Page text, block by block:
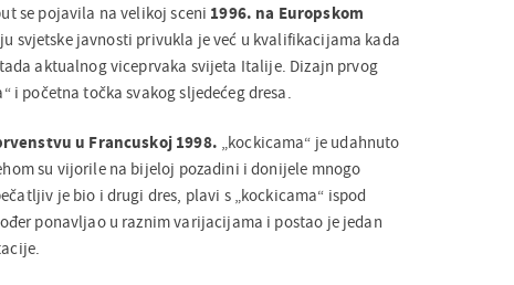
se pojavila na velikoj sceni 1996. na Europskom
svjetske javnosti privukla je već u kvalifikacijama kada
aktualnog viceprvaka svijeta Italije. Dizajn prvog
i početna točka svakog sljedećeg dresa.
u Francuskoj 1998. „kockicama“ je udahnuto
su vijorile na bijeloj pozadini i donijele mnogo
je bio i drugi dres, plavi s „kockicama“ ispod
ponavljao u raznim varijacijama i postao je jedan